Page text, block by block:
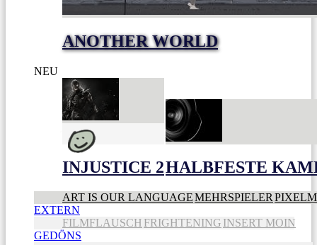
ANOTHER WORLD
NEU
INJUSTICE 2HALBFESTE
ART IS OUR LANGUAGEMEHRSPIELER
EXTERN
FILMFLAUSCH FRIGHTENING INSERT MOIN
GEDÖNS